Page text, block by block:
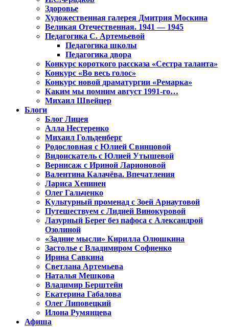
Здоровье
Художественная галерея Дмитрия Москина
Великая Отечественная. 1941 — 1945
Педагогика С. Артемьевой
Педагогика школы
Педагогика двора
Конкурс короткого рассказа «Сестра таланта»
Конкурс «Во весь голос»
Конкурс новой драматургии «Ремарка»
Каким мы помним август 1991-го…
Михаил Швейцер
Блоги
Блог Лицея
Алла Нестеренко
Михаил Гольденберг
Родословная с Юлией Свинцовой
Видоискатель с Юлией Утышевой
Вернисаж с Ириной Ларионовой
Валентина Калачёва. Впечатления
Лариса Хенинен
Олег Гальченко
Культурный променад с Зоей Арнаутовой
Путешествуем с Лидией Винокуровой
Лазурный Берег без пафоса с Александрой
Озолиной
«Задние мысли» Кирилла Олюшкина
Застолье с Владимиром Софиенко
Ирина Савкина
Светлана Артемьева
Наталья Мешкова
Владимир Берштейн
Екатерина Габалова
Олег Липовецкий
Илона Румянцева
Афиша